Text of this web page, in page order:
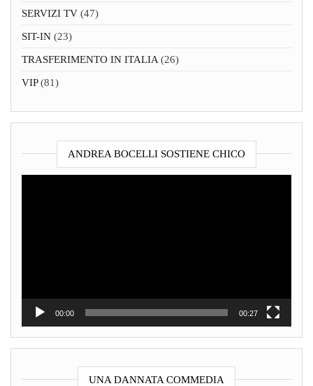
SERVIZI TV (47)
SIT-IN (23)
TRASFERIMENTO IN ITALIA (26)
VIP(81)
ANDREA BOCELLI SOSTIENE CHICO
00:00 00:27
UNA DANNATA COMMEDIA